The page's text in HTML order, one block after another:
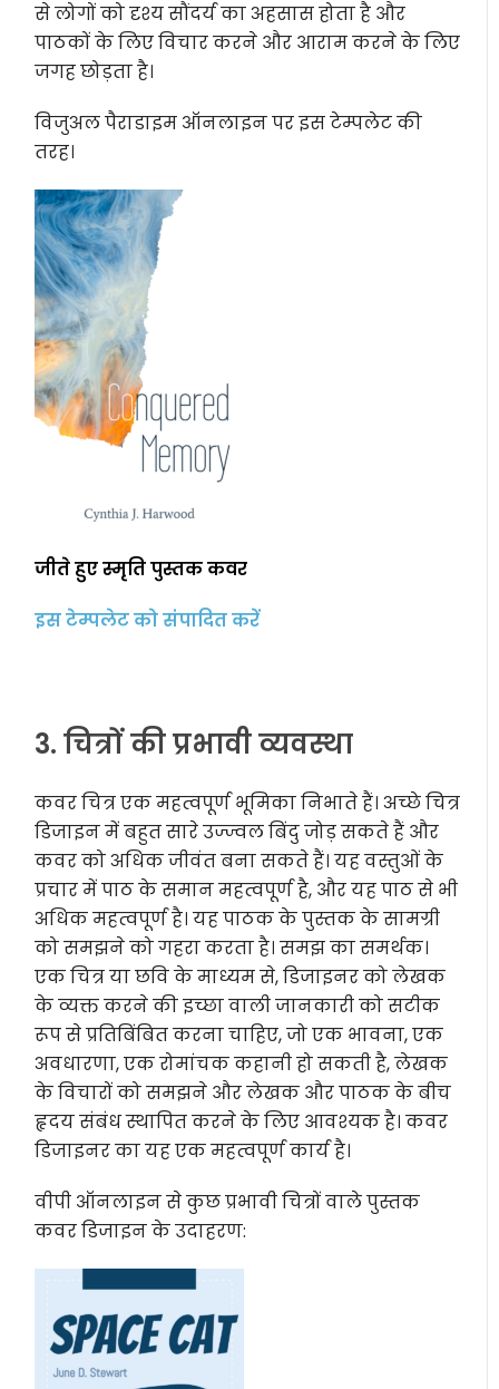
से लोगों को दृश्य सौंदर्य का अहसास होता है और
पाठकों के लिए विचार करने और आराम करने के लिए
जगह छोड़ता है।
विजुअल पैराडाइम ऑनलाइन पर इस टेम्पलेट की
तरह।
जीते हुए स्मृति पुस्तक कवर
इस टेम्पलेट को संपादित करें
3. चित्रों की प्रभावी व्यवस्था
कवर चित्र एक महत्वपूर्ण भूमिका निभाते हैं। अच्छे चित्र
डिजाइन में बहुत सारे उज्ज्वल बिंदु जोड़ सकते हैं और
कवर को अधिक जीवंत बना सकते हैं। यह वस्तुओं के
प्रचार में पाठ के समान महत्वपूर्ण है, और यह पाठ से भी
अधिक महत्वपूर्ण है। यह पाठक के पुस्तक के सामग्री
को समझने को गहरा करता है। समझ का समर्थक।
एक चित्र या छवि के माध्यम से, डिजाइनर को लेखक
के व्यक्त करने की इच्छा वाली जानकारी को सटीक
रूप से प्रतिबिंबित करना चाहिए, जो एक भावना, एक
अवधारणा, एक रोमांचक कहानी हो सकती है, लेखक
के विचारों को समझने और लेखक और पाठक के बीच
हृदय संबंध स्थापित करने के लिए आवश्यक है। कवर
डिजाइनर का यह एक महत्वपूर्ण कार्य है।
वीपी ऑनलाइन से कुछ प्रभावी चित्रों वाले पुस्तक
कवर डिजाइन के उदाहरण: